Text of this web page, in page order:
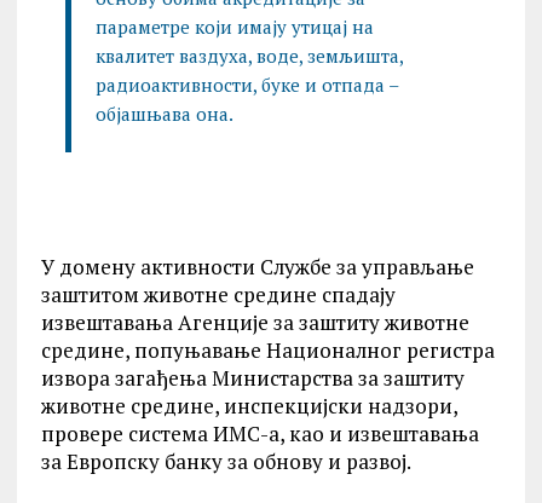
параметре који имају утицај на
квалитет ваздуха, воде, земљишта,
радиоактивности, буке и отпада –
објашњава она.
У домену активности Службе за управљање
заштитом животне средине спадају
извештавања Агенције за заштиту животне
средине, попуњавање Националног регистра
извора загађења Министарства за заштиту
животне средине, инспекцијски надзори,
провере система ИМС-а, као и извештавања
за Европску банку за обнову и развој.